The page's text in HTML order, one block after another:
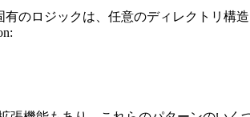
のロジックは、任意のディレクトリ構